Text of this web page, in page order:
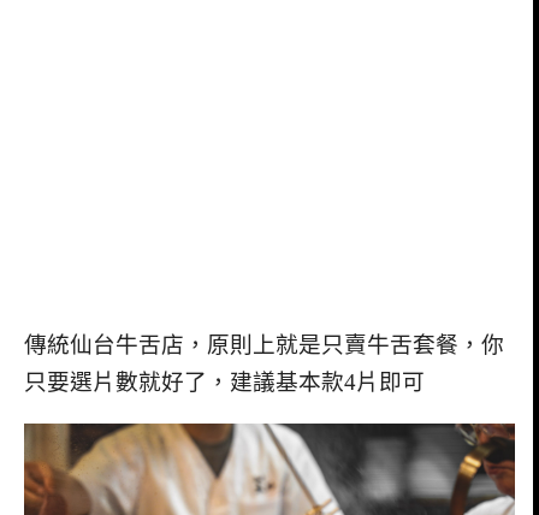
傳統仙台牛舌店，原則上就是只賣牛舌套餐，你
只要選片數就好了，建議基本款4片即可